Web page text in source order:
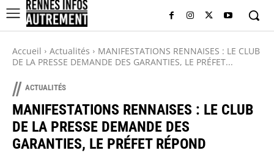
Accueil Actualités
MANIFESTATIONS RENNAISES : LE CLUB
DE LA PRESSE DEMANDE DES GARANTIES, LE PRÉFET...
// ACTUALITÉS
MANIFESTATIONS RENNAISES : LE CLUB
DE LA PRESSE DEMANDE DES
GARANTIES, LE PRÉFET RÉPOND